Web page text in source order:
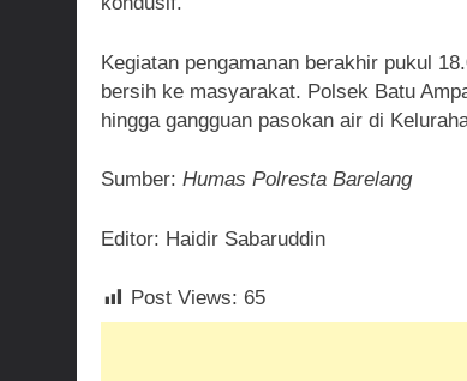
Kegiatan pengamanan berakhir pukul
bersih ke masyarakat. Polsek Batu
hingga gangguan pasokan air di
Sumber: Humas Polresta Barelang
Editor: Haidir Sabaruddin
Post Views: 65